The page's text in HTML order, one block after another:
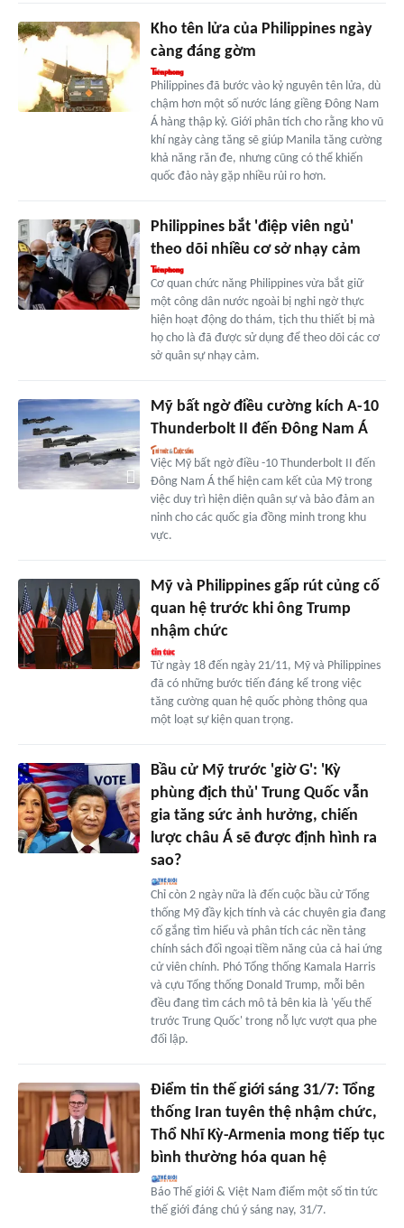
Kho tên lửa của Philippines ngày
càng đáng gờm
Philippines đã bước vào kỷ nguyên tên lửa, dù
chậm hơn một số nước láng giềng Đông Nam
Á hàng thập kỷ. Giới phân tích cho rằng kho vũ
khí ngày càng tăng sẽ giúp Manila tăng cường
khả năng răn đe, nhưng cũng có thể khiến
quốc đảo này gặp nhiều rủi ro hơn.
Philippines bắt 'điệp viên ngủ'
theo dõi nhiều cơ sở nhạy cảm
Cơ quan chức năng Philippines vừa bắt giữ
một công dân nước ngoài bị nghi ngờ thực
hiện hoạt động do thám, tịch thu thiết bị mà
họ cho là đã được sử dụng để theo dõi các cơ
sở quân sự nhạy cảm.
Mỹ bất ngờ điều cường kích A-10
Thunderbolt II đến Đông Nam Á
Việc Mỹ bất ngờ điều -10 Thunderbolt II đến
Đông Nam Á thể hiện cam kết của Mỹ trong
việc duy trì hiện diện quân sự và bảo đảm an
ninh cho các quốc gia đồng minh trong khu
vực.
Mỹ và Philippines gấp rút củng cố
quan hệ trước khi ông Trump
nhậm chức
Từ ngày 18 đến ngày 21/11, Mỹ và Philippines
đã có những bước tiến đáng kể trong việc
tăng cường quan hệ quốc phòng thông qua
một loạt sự kiện quan trọng.
Bầu cử Mỹ trước 'giờ G': 'Kỳ
phùng địch thủ' Trung Quốc vẫn
gia tăng sức ảnh hưởng, chiến
lược châu Á sẽ được định hình ra
sao?
Chỉ còn 2 ngày nữa là đến cuộc bầu cử Tổng
thống Mỹ đầy kịch tính và các chuyên gia đang
cố gắng tìm hiểu và phân tích các nền tảng
chính sách đối ngoại tiềm năng của cả hai ứng
cử viên chính. Phó Tổng thống Kamala Harris
và cựu Tổng thống Donald Trump, mỗi bên
đều đang tìm cách mô tả bên kia là 'yếu thế
trước Trung Quốc' trong nỗ lực vượt qua phe
đối lập.
Điểm tin thế giới sáng 31/7: Tổng
thống Iran tuyên thệ nhậm chức,
Thổ Nhĩ Kỳ-Armenia mong tiếp tục
bình thường hóa quan hệ
Báo Thế giới & Việt Nam điểm một số tin tức
thế giới đáng chú ý sáng nay, 31/7.